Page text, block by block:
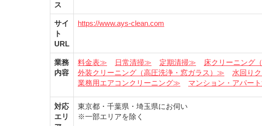
ス
サイ
ト
URL
https://www.ays-clean.com
業務
内容
料金表≫ 日常清掃≫ 定期清掃≫
床クリーニング
外装クリーニング（高圧洗浄・窓ガラス）≫
水回り
業務用エアコンクリーニング≫
マンション・アパー
対応
エリ
東京都・千葉県・埼玉県にお伺い
※一部エリアを除く